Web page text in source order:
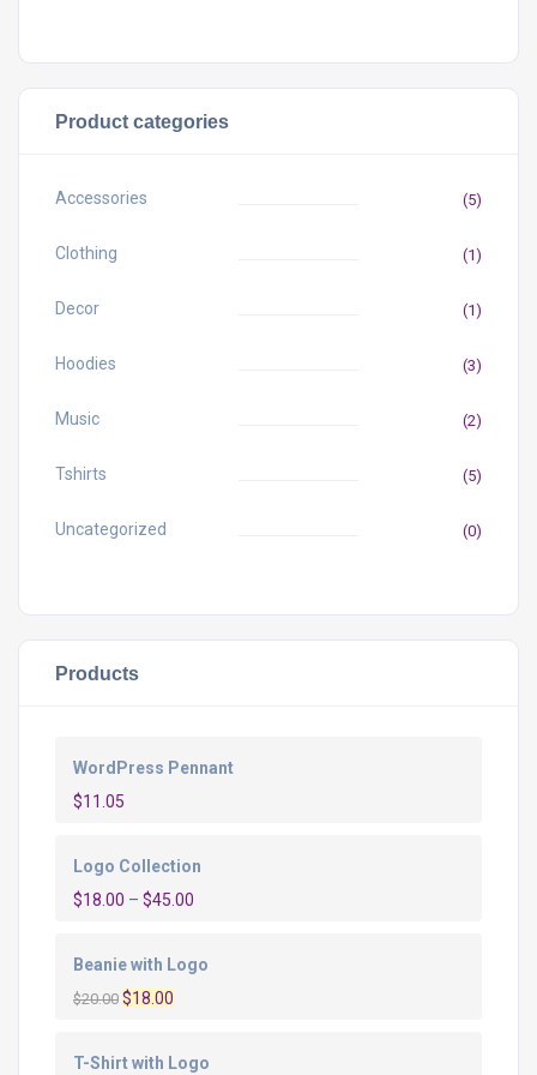
Product categories
Accessories (5)
Clothing (1)
Decor (1)
Hoodies (3)
Music (2)
Tshirts (5)
Uncategorized (0)
Products
WordPress Pennant
$11.05
Logo Collection
$18.00 – $45.00
Beanie with Logo
$20.00 O
original
$18.00
T-Shirt with Logo